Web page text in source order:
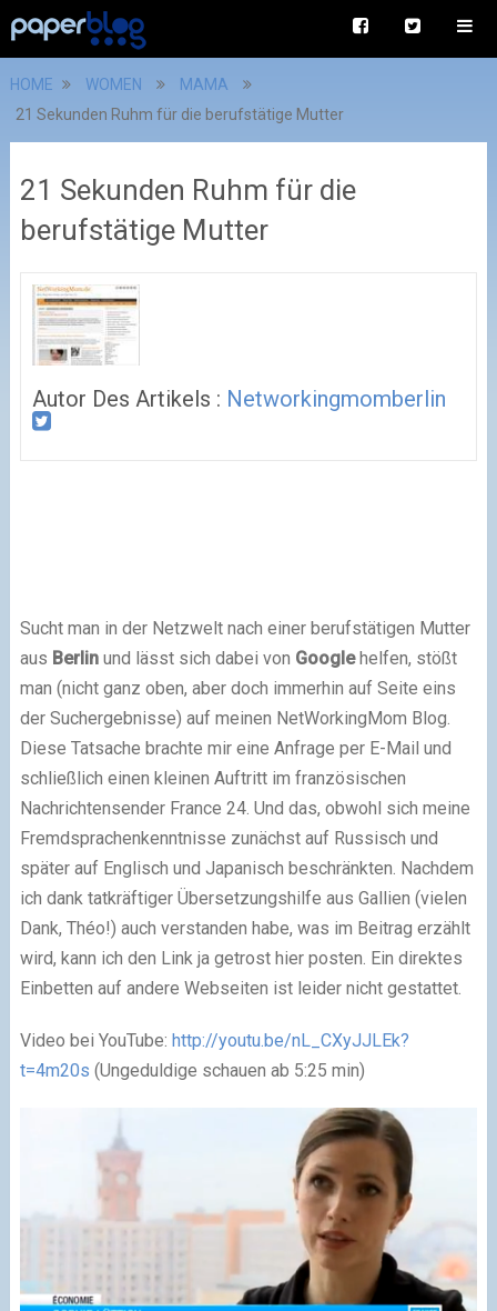
HOME WOMEN
MAMA
21 Sekunden Ruhm für die berufstätige Mutter
21 Sekunden Ruhm für die
berufstätige Mutter
Autor Des Artikels : Networkingmomberlin
Sucht man in der Netzwelt nach einer berufstätigen Mutter
aus Berlinund lässt sich dabei von Googlehelfen, stößt
man (nicht ganz oben, aber doch immerhin auf Seite eins
der Suchergebnisse) auf meinen NetWorkingMom Blog.
Diese Tatsache brachte mir eine Anfrage per E-Mail und
schließlich einen kleinen Auftritt im französischen
Nachrichtensender France 24. Und das, obwohl sich meine
Fremdsprachenkenntnisse zunächst auf Russisch und
später auf Englisch und Japanisch beschränkten. Nachdem
ich dank tatkräftiger Übersetzungshilfe aus Gallien (vielen
Dank, Théo!) auch verstanden habe, was im Beitrag erzählt
wird, kann ich den Link ja getrost hier posten. Ein direktes
Einbetten auf andere Webseiten ist leider nicht gestattet.
Video bei YouTube: http://youtu.be/nL_CXyJJLEk?
t=4m20s (Ungeduldige schauen ab 5:25 min)